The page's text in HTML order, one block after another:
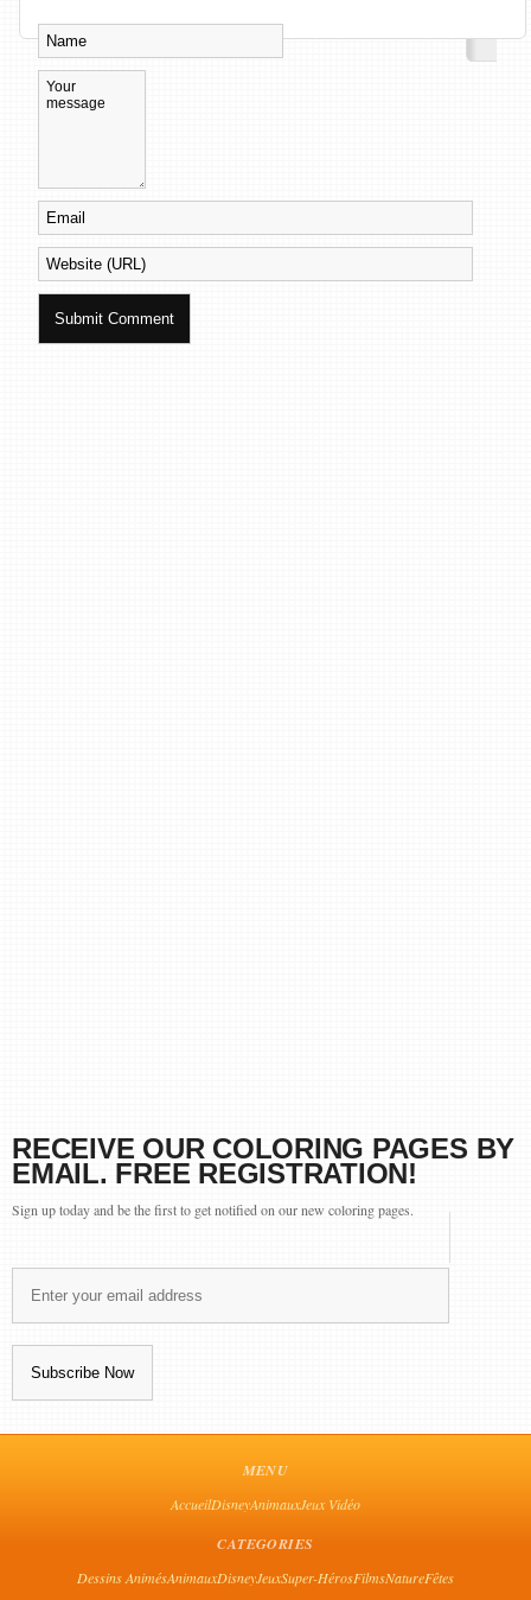
RECEIVE OUR COLORING PAGES BY
EMAIL. FREE REGISTRATION!
Sign up today and be the first to get notified on our new coloring pages.
MENU
AccueilDisneyAnimauxJeux Vidéo
CATEGORIES
Dessins AnimésAnimauxDisneyJeuxSuper-HérosFilmsNatureFêtes